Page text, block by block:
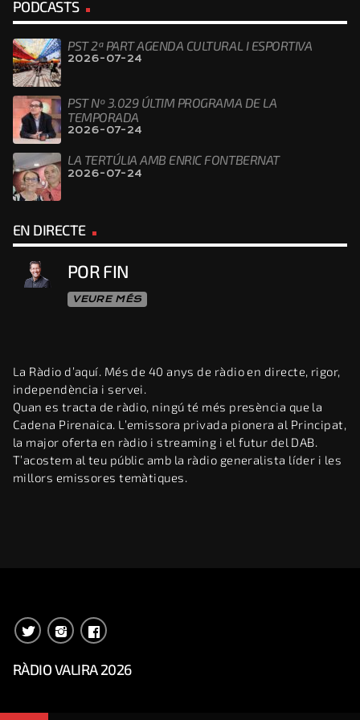
PODCASTS
PST 2ª PART AGENDA CULTURAL I ESPORTIVA
2026-07-24
PST Nº 3.029 ÚLTIM PROGRAMA DE LA
TEMPORADA
2026-07-24
LA TERTÚLIA AMB ENRIC FONTBERNAT
2026-07-24
EN DIRECTE
POR FIN
VEURE MÉS
La Ràdio d’aquí. Més de 40 anys de ràdio en directe, rigor,
independència i servei.
Quan es tracta de ràdio, ningú té més presència que la
Cadena Pirenaica. L’emissora privada pionera al Principat,
la major oferta en ràdio i streaming i el futur del DAB.
T’acostem al teu públic amb la ràdio generalista líder i les
millors emissores temàtiques.
RÀDIO VALIRA 2026